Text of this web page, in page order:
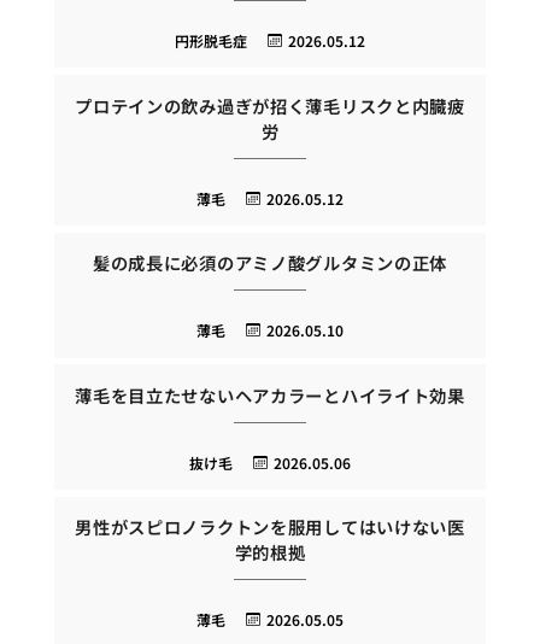
2026.05.12
円形脱毛症
プロテインの飲み過ぎが招く薄毛リスクと内臓疲
労
2026.05.12
薄毛
髪の成長に必須のアミノ酸グルタミンの正体
2026.05.10
薄毛
薄毛を目立たせないヘアカラーとハイライト効果
2026.05.06
抜け毛
男性がスピロノラクトンを服用してはいけない医
学的根拠
2026.05.05
薄毛